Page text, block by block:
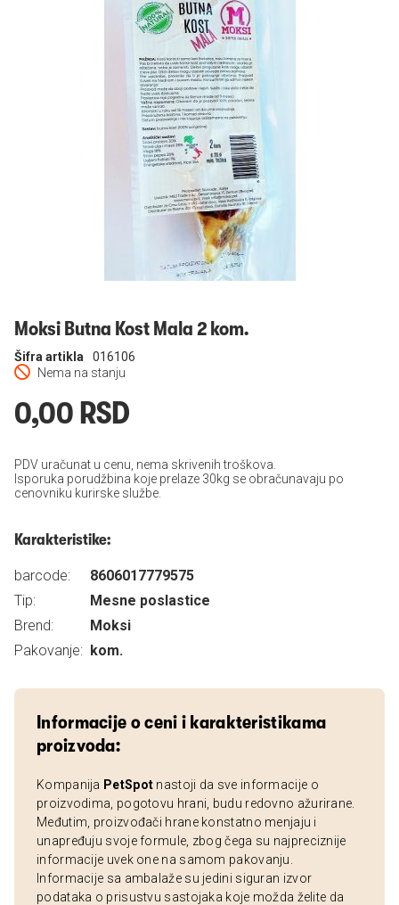
Moksi Butna Kost Mala 2 kom.
Nema na stanju
Šifra artikla 016106
0,00 RSD
PDV uračunat u cenu, nema skrivenih troškova.
Isporuka porudžbina koje prelaze 30kg se obračunavaju po
cenovniku kurirske službe.
Karakteristike:
barcode:
8606017779575
Tip:
Mesne poslastice
Brend:
Moksi
Pakovanje: kom.
Informacije o ceni i karakteristikama
proizvoda:
Kompanija PetSpot nastoji da sve informacije o
proizvodima, pogotovu hrani, budu redovno ažurirane.
Međutim, proizvođači hrane konstatno menjaju i
unapređuju svoje formule, zbog čega su najpreciznije
informacije uvek one na samom pakovanju.
Informacije sa ambalaže su jedini siguran izvor
podataka o prisustvu sastojaka koje možda želite da